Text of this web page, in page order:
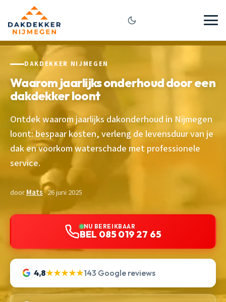
DAKDEKKER NIJMEGEN
Waarom jaarlijks onderhoud door een
dakdekker loont
Ontdek waarom jaarlijks dakonderhoud in Nijmegen
loont: bespaar kosten, verleng de levensduur van je
dak en voorkom waterschade met professionele
service.
doorMats· 26 juni 2025
NU BEREIKBAAR
BEL 085 019 27 65
4,8★★★★★143 Google reviews